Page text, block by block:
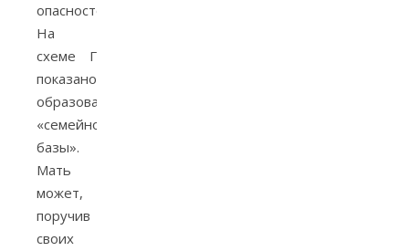
опасностей.
На
схеме Г
показано
образование
«семейной
базы».
Мать
может,
поручив
своих